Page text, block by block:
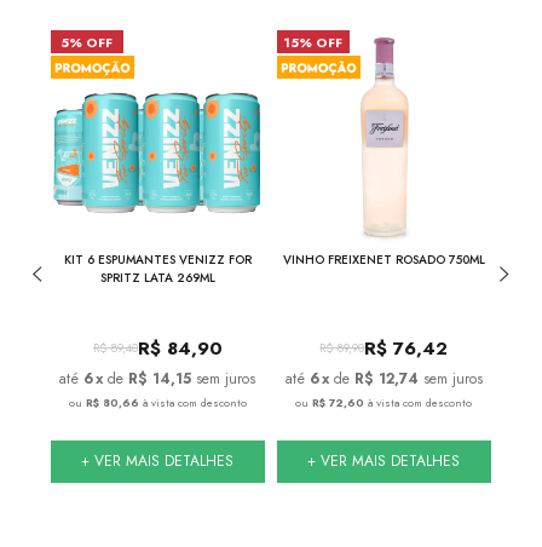
5% OFF
KIT 6 ESPUMANTES VENIZZ FOR
SPRITZ LATA 269ML
R$ 89,40R$ 84,90
6x de R$ 14,15 sem juros
ou R$ 80,66 à vista com desconto
+ VER MAIS DETALHES
15% OFF
VINHO FREIXENET ROSADO 750ML
R$ 89,90R$ 76,42
6x de R$ 12,74 sem juros
ouR$ 72,60 à vista com desconto
+ VER MAIS DETALHES